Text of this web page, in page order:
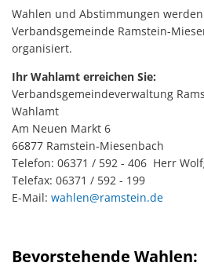
Wahlen und Abstimmungen
Verbandsgemeinde Ramstein-
organisiert.
Ihr Wahlamt erreichen Sie:
Verbandsgemeindeverwaltung
Wahlamt
Am Neuen Markt 6
66877 Ramstein-Miesenbach
Telefon: 06371 / 592 - 406 Herr
Telefax: 06371 / 592 - 199
E-Mail: wahlen@ramstein.de
Bevorstehende Wahlen: